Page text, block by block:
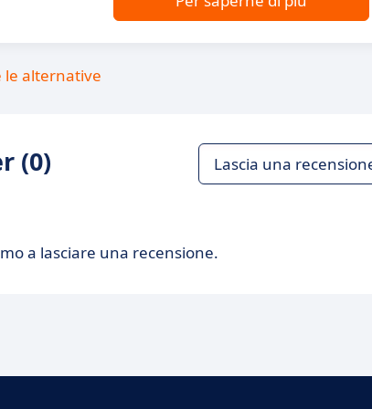
le alternative
(0) Lascia una
a lasciare una recensione.